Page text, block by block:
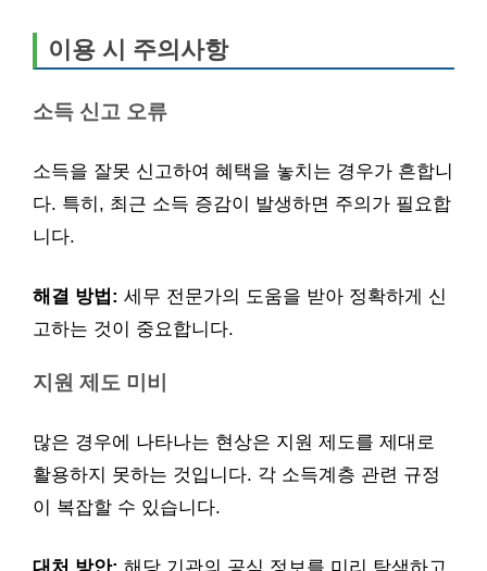
이용 시 주의사항
소득 신고 오류
소득을 잘못 신고하여 혜택을 놓치는 경우가 흔합니
다. 특히, 최근 소득 증감이 발생하면 주의가 필요합
니다.
해결 방법: 세무 전문가의 도움을 받아 정확하게 신
고하는 것이 중요합니다.
지원 제도 미비
많은 경우에 나타나는 현상은 지원 제도를 제대로
활용하지 못하는 것입니다. 각 소득계층 관련 규정
이 복잡할 수 있습니다.